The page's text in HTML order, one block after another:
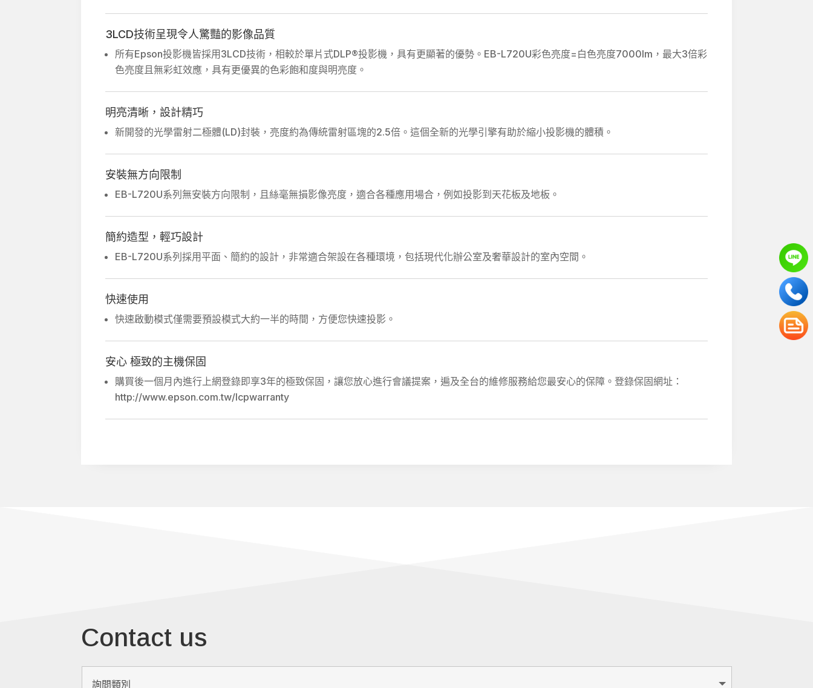
3LCD技術呈現令人驚豔的影像品質
所有Epson投影機皆採用3LCD技術，相較於單片式DLP®投影機，具有更顯著的優勢。EB-L720U彩色亮度=白色亮度7000lm，最大3倍彩
色亮度且無彩虹效應，具有更優異的色彩飽和度與明亮度。
明亮清晰，設計精巧
新開發的光學雷射二極體(LD)封裝，亮度約為傳統雷射區塊的2.5倍。這個全新的光學引擎有助於縮小投影機的體積。
安裝無方向限制
EB-L720U系列無安裝方向限制，且絲毫無損影像亮度，適合各種應用場合，例如投影到天花板及地板。
簡約造型，輕巧設計
EB-L720U系列採用平面、簡約的設計，非常適合架設在各種環境，包括現代化辦公室及奢華設計的室內空間。
快速使用
快速啟動模式僅需要預設模式大約一半的時間，方便您快速投影。
安心 極致的主機保固
購買後一個月內進行上網登錄即享3年的極致保固，讓您放心進行會議提案，遍及全台的維修服務給您最安心的保障。登錄保固網址：
http://www.epson.com.tw/lcpwarranty
Contact us